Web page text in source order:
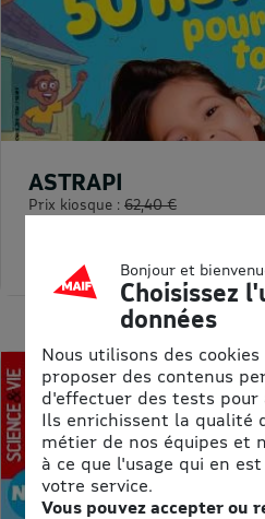
ASTRAPI
Prix kiosque : 62,40 €
Bonjour et
Choisissez
données
Nous utilisons des
proposer des contenus
d'effectuer des tests pour
Ils enrichissent la qualité
métier de nos équipes et
à ce que l'usage qui en
votre service.
Vous pouvez accepter ou